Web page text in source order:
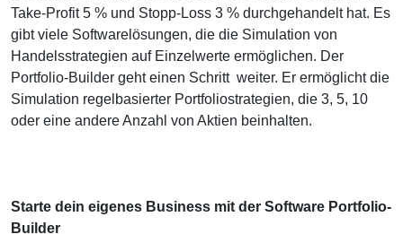
Take-Profit 5 % und Stopp-Loss 3 % durchgehandelt hat. Es
gibt viele Softwarelösungen, die die Simulation von
Handelsstrategien auf Einzelwerte ermöglichen. Der
Portfolio-Builder geht einen Schritt weiter. Er ermöglicht die
Simulation regelbasierter Portfoliostrategien, die 3, 5, 10
oder eine andere Anzahl von Aktien beinhalten.
Starte dein eigenes Business mit der Software Portfolio-
Builder